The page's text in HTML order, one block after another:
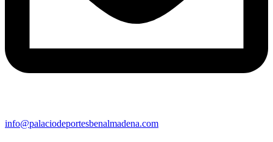
info@palaciodeportesbenalmadena.com